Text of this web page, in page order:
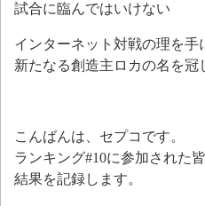
試合に臨んではいけない
インターネット対戦の理を手
新たなる創造主ロカの名を冠
こんばんは、セプコです。
ランキング#10に参加された
結果を記録します。